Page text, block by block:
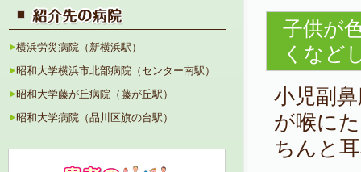
横浜労災病院（新横浜駅）
昭和大学横浜市北部病院（センター南駅）
昭和大学藤が丘病院（藤が丘駅）
昭和大学病院（品川区旗の台駅）
子供が
くなど
小児副
が喉に
ちんと